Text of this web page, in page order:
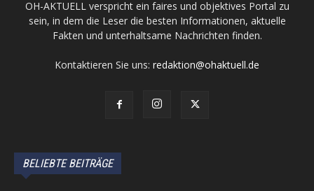
OH-AKTUELL verspricht ein faires und objektives Portal zu
sein, in dem die Leser die besten Informationen, aktuelle
Fakten und unterhaltsame Nachrichten finden.
Kontaktieren Sie uns: redaktion@ohaktuell.de
BELIEBTE BEITRÄGE